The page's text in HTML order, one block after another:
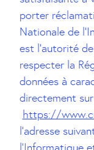
porter
Nationale de
est l’autorité
respecter la
données à
directement
https://
l’adresse